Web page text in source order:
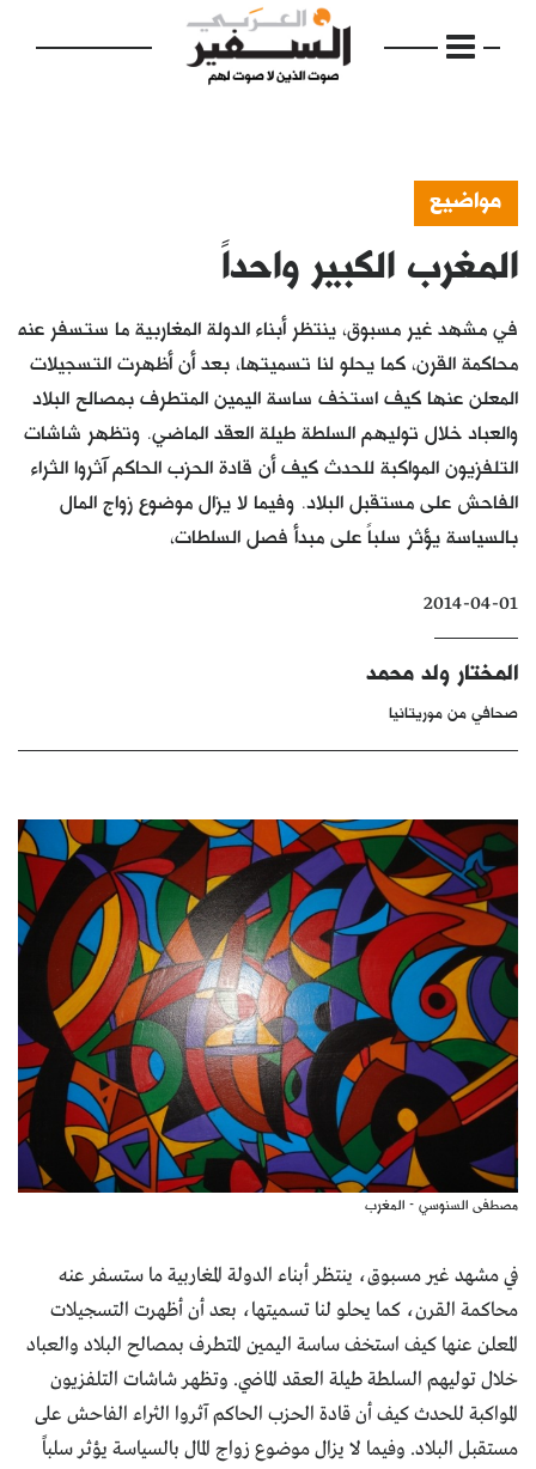
الرئيسية
إفتتاحية
فكرة
دفاتر
بالصورة
الأرشيف
مواضيع
المغرب الكبير واحداً
في مشهد غير مسبوق، ينتظر أبناء الدولة المغاربية ما ستسفر عنه
محاكمة القرن، كما يحلو لنا تسميتها، بعد أن أظهرت التسجيلات
المعلن عنها كيف استخف ساسة اليمين المتطرف بمصالح البلاد
والعباد خلال توليهم السلطة طيلة العقد الماضي. وتظهر شاشات
التلفزيون المواكبة للحدث كيف أن قادة الحزب الحاكم آثروا الثراء
الفاحش على مستقبل البلاد. وفيما لا يزال موضوع زواج المال
بالسياسة يؤثر سلباً على مبدأ فصل السلطات،
2014-04-01
المختار ولد محمد
صحافي من موريتانيا
مصطفى السنوسي - المغرب
في مشهد غير مسبوق، ينتظر أبناء الدولة المغاربية ما ستسفر عنه
محاكمة القرن، كما يحلو لنا تسميتها، بعد أن أظهرت التسجيلات
المعلن عنها كيف استخف ساسة اليمين المتطرف بمصالح البلاد والعباد
خلال توليهم السلطة طيلة العقد الماضي. وتظهر شاشات التلفزيون
المواكبة للحدث كيف أن قادة الحزب الحاكم آثروا الثراء الفاحش على
مستقبل البلاد. وفيما لا يزال موضوع زواج المال بالسياسة يؤثر سلباً